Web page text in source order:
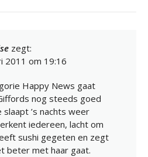
zegt:
2011 om 19:16
Happy News gaat
nog steeds goed
slaapt ’s nachts weer
iedereen, lacht om
sushi gegeten en zegt
beter met haar gaat.